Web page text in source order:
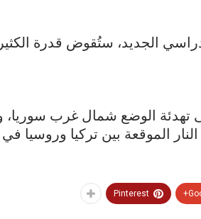
الجديد، ستُقوض قدرة
الوضع شمال غرب سوريا،
الموقعة بين تركيا وروسيا
Pinterest